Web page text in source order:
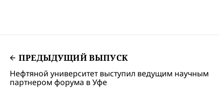
ПРЕДЫДУЩИЙ ВЫПУСК
Нефтяной университет выступил ведущим научным
партнером форума в Уфе